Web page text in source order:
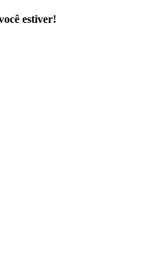
estiver!